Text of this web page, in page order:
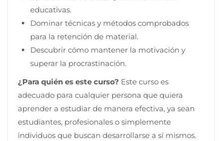
educativas.
Dominar técnicas y métodos comprobados
para la retención de material.
Descubrir cómo mantener la motivación y
superar la procrastinación.
¿Para quién es este curso? Este curso es
adecuado para cualquier persona que quiera
aprender a estudiar de manera efectiva, ya sean
estudiantes, profesionales o simplemente
individuos que buscan desarrollarse a sí mismos.